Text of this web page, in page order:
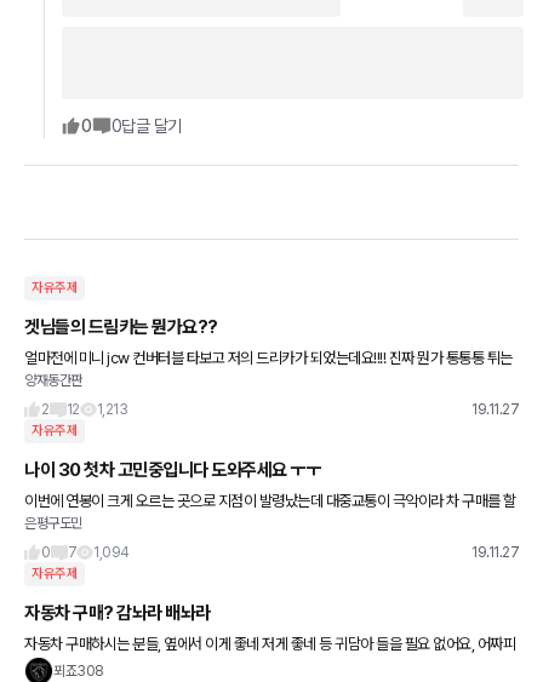
0 0답글 달기
자유주제
겟님들의 드림카는 뭔가요??
얼마전에 미니 jcw 컨버터블 타보고 저의 드리카가 되었는데요!!!! 진짜 뭔가 통통통 튀는
너낌... 넘나 신기하고 재밋더라고여 ㅋㅋㅋㅋㅋ 드림카는 무조건 비싼차인건지 예쁜차인
건지 승차감인건지
양재동간판
2
12 1,213 19.11.27
자유주제
나이 30 첫차 고민중입니다 도와주세요 ㅜㅜ
이번에 연봉이 크게 오르는 곳으로 지점이 발령났는데 대중교통이 극악이라 차 구매를 할
려고 합니다 내년 3월에 첫차 구입 예정입니다 기간이 아직 많이 남아서 대충 알아보고 있
는데 신차를 살지 장
은평구도민
0
7 1,094 19.11.27
자유주제
자동차 구매? 감놔라 배놔라
자동차 구매하시는 분들, 옆에서 이게 좋네 저게 좋네 등 귀담아 들을 필요 없어요, 어짜피
한푼도 보태주지 않는 사람들인걸요. 내가 시승해보고 마음에 들면 그게 제일 좋은차에요.
푀죠308